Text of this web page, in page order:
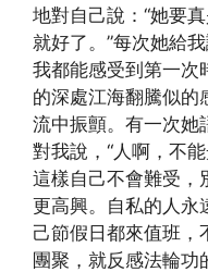
地對自己說：“她要
就好了。”每次她給
我都能感受到第一次
的深處江海翻騰似的
流中振顫。有一次她
對我說，“人啊，不
這樣自己不會難受，
更高興。自私的人永
己節假日都來值班，
團聚，就反感法輪功